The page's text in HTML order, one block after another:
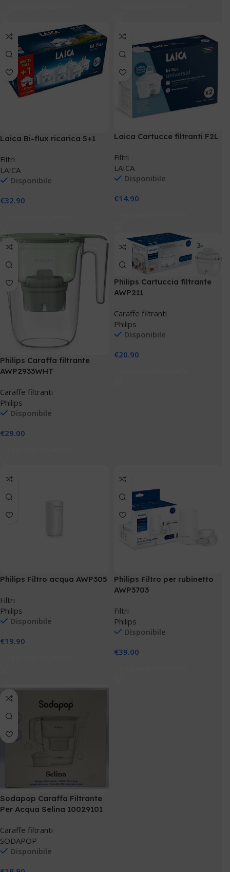
Laica Bi-flux ricarica 5+1
Filtri
LAICA
Disponibile
€32.90
Laica Cartucce filtranti F2L
Filtri
LAICA
Disponibile
€14.90
Philips Caraffa filtrante
AWP2933WHT
Caraffe filtranti
Philips
Disponibile
€29.00
Philips Cartuccia filtrante
AWP211
Caraffe filtranti
Philips
Disponibile
€20.90
Philips Filtro acqua AWP305
Filtri
Philips
Disponibile
€19.90
Philips Filtro per rubinetto
AWP3703
Filtri
Philips
Disponibile
€39.00
Sodapop Caraffa Filtrante
Per Acqua Selina 10029101
Caraffe filtranti
SODAPOP
Disponibile